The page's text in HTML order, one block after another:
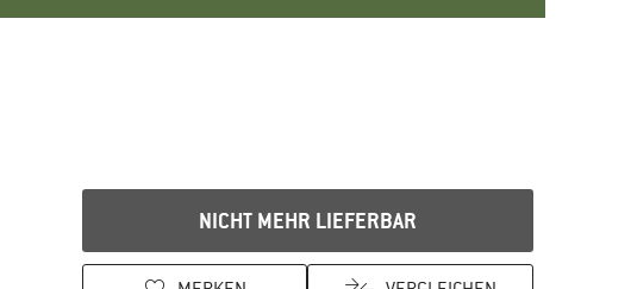
NICHT MEHR LIEFERBAR